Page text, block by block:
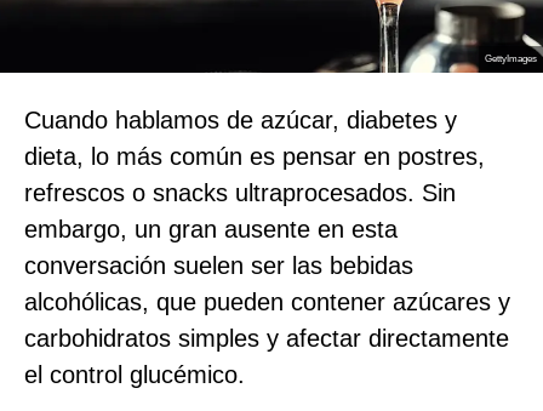
GettyImages
Cuando hablamos de azúcar, diabetes y
dieta, lo más común es pensar en postres,
refrescos o snacks ultraprocesados. Sin
embargo, un gran ausente en esta
conversación suelen ser las bebidas
alcohólicas, que pueden contener azúcares y
carbohidratos simples y afectar directamente
el control glucémico.